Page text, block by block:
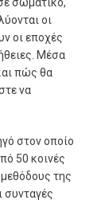
σωματικό,
οι
οι εποχές
Μέσα
πώς θα
να
στον οποίο
50 κοινές
της
συνταγές